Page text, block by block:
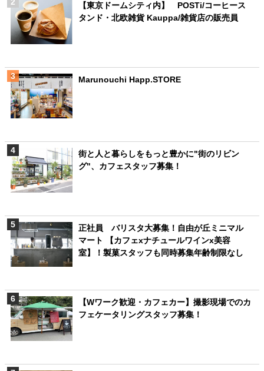
【東京ドームシティ内】 POSTi/コーヒース
タンド・北欧雑貨 Kauppa/雑貨店の販売員
Marunouchi Happ.STORE
街と人と暮らしをもっと豊かに"街のリビン
グ"、カフェスタッフ募集！
正社員 バリスタ大募集！自由が丘ミニマル
マート 【カフェxナチュールワインx美容
室】！製菓スタッフも同時募集年齢制限なし
【Wワーク歓迎・カフェカー】撮影現場でのカ
フェケータリングスタッフ募集！